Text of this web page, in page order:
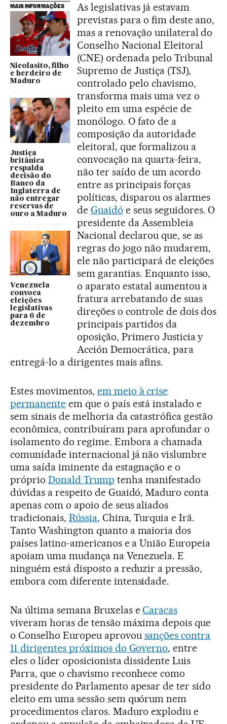
MAIS INFORMAÇÕES
Nicolasito, filho
e herdeiro de
Maduro
Justiça
britânica
respalda
decisão do
Banco da
Inglaterra de
não entregar
reservas de
ouro a Maduro
Venezuela
convoca
eleições
legislativas
para 6 de
dezembro
As legislativas já estavam
previstas para o fim deste ano,
mas a renovação unilateral do
Conselho Nacional Eleitoral
(CNE) ordenada pelo Tribunal
Supremo de Justiça (TSJ),
controlado pelo chavismo,
transforma mais uma vez o
pleito em uma espécie de
monólogo. O fato de a
composição da autoridade
eleitoral, que formalizou a
convocação na quarta-feira,
não ter saído de um acordo
entre as principais forças
políticas, disparou os alarmes
de Guaidó e seus seguidores. O
presidente da Assembleia
Nacional declarou que, se as
regras do jogo não mudarem,
ele não participará de eleições
sem garantias. Enquanto isso,
o aparato estatal aumentou a
fratura arrebatando de suas
direções o controle de dois dos
principais partidos da
oposição, Primero Justicia y
Acción Democrática, para
entregá-lo a dirigentes mais afins.
Estes movimentos, em meio à crise
permanenteem que o país está instalado e
sem sinais de melhoria da catastrófica gestão
econômica, contribuíram para aprofundar o
isolamento do regime. Embora a chamada
comunidade internacional já não vislumbre
uma saída iminente da estagnação e o
próprio Donald Trump tenha manifestado
dúvidas a respeito de Guaidó, Maduro conta
apenas com o apoio de seus aliados
tradicionais, Rússia, China, Turquia e Irã.
Tanto Washington quanto a maioria dos
países latino-americanos e a União Europeia
apoiam uma mudança na Venezuela. E
ninguém está disposto a reduzir a pressão,
embora com diferente intensidade.
Na última semana Bruxelas eCaracas
viveram horas de tensão máxima depois que
o Conselho Europeu aprovou sanções contra
11 dirigentes próximos do Governo, entre
eles o líder oposicionista dissidente Luis
Parra, que o chavismo reconhece como
presidente do Parlamento apesar de ter sido
eleito em uma sessão sem quórum nem
procedimentos claros. Maduro explodiu e